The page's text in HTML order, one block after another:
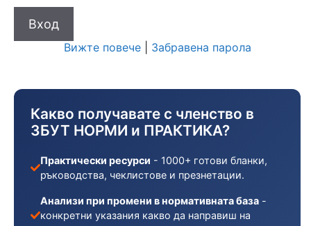
Вижте повече| Забравена парола
Какво получавате с членство в
ЗБУТ НОРМИ и ПРАКТИКА?
Практически ресурси - 1000+ готови бланки,
ръководства, чеклистове и презнетации.
Анализи при промени в нормативната база -
конкретни указания какво да направиш на